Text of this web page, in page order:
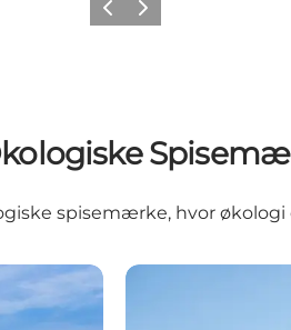
Forrige billede
Næste billede
spisemærke, hvor økologi
Restaurant